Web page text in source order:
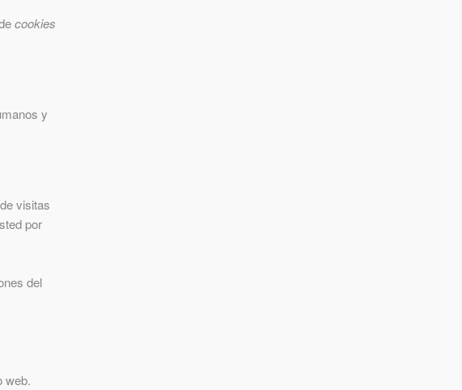
cookies
y
visitas
por
del
web.